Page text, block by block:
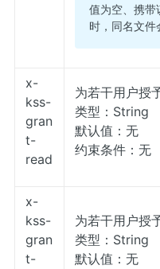
值为空、携
时，同名文件
x-
kss-
gran
t-
read
为若干用户授
类型：String
默认值：无
约束条件：无
x-
kss-
gran
t-
为若干用户授
类型：String
默认值：无